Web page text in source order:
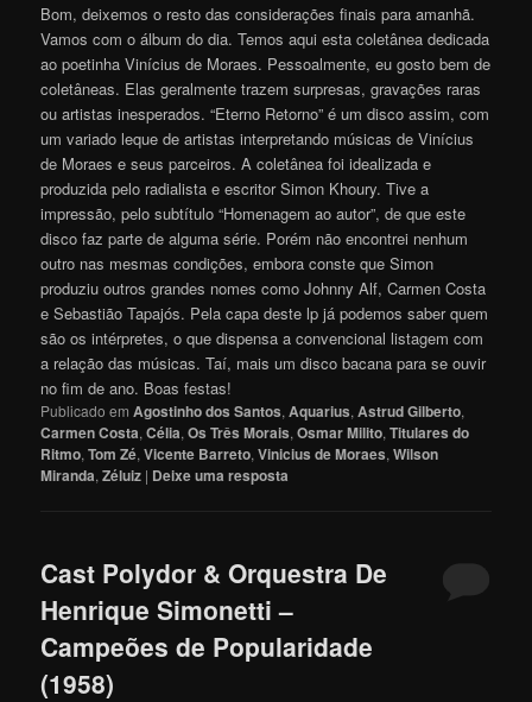
Bom, deixemos o resto das considerações finais para amanhã.
Vamos com o álbum do dia. Temos aqui esta coletânea dedicada
ao poetinha Vinícius de Moraes. Pessoalmente, eu gosto bem de
coletâneas. Elas geralmente trazem surpresas, gravações raras
ou artistas inesperados. “Eterno Retorno” é um disco assim, com
um variado leque de artistas interpretando músicas de Vinícius
de Moraes e seus parceiros. A coletânea foi idealizada e
produzida pelo radialista e escritor Simon Khoury. Tive a
impressão, pelo subtítulo “Homenagem ao autor”, de que este
disco faz parte de alguma série. Porém não encontrei nenhum
outro nas mesmas condições, embora conste que Simon
produziu outros grandes nomes como Johnny Alf, Carmen Costa
e Sebastião Tapajós. Pela capa deste lp já podemos saber quem
são os intérpretes, o que dispensa a convencional listagem com
a relação das músicas. Taí, mais um disco bacana para se ouvir
no fim de ano. Boas festas!
Publicado em Agostinho dos Santos,Aquarius,Astrud Gilberto,
Carmen Costa,Célia,Os Três Morais,Osmar Milito,Titulares do
Ritmo,Tom Zé,Vicente Barreto,Vinicius de Moraes,Wilson
Miranda,Zéluiz | Deixe uma resposta
Cast Polydor & Orquestra De
Henrique Simonetti –
Campeões de Popularidade
(1958)